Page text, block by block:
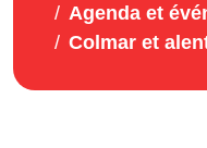
Agenda et
Colmar et